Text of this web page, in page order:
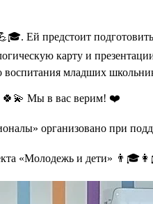
Ей предстоит
карту и
воспитания младших
🍀💫 Мы в вас верим! ❤️
организовано при
«Молодежь и дети»